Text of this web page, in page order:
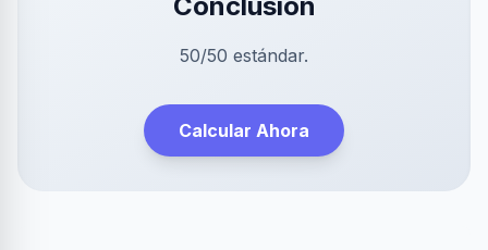
50/50 estándar.
Calcular Ahora